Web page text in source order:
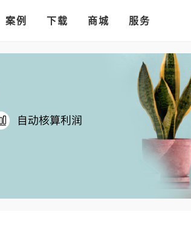
手机微信里
案例 下载 商城 服务